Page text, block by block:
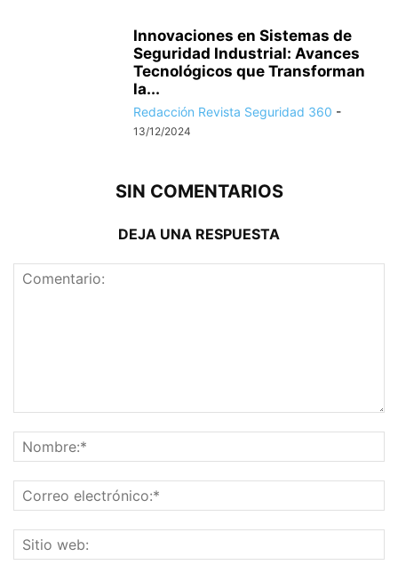
Innovaciones en Sistemas de
Seguridad Industrial: Avances
Tecnológicos que Transforman
la...
Redacción Revista Seguridad 360 -
13/12/2024
SIN COMENTARIOS
DEJA UNA RESPUESTA